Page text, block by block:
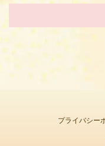
プライバシー